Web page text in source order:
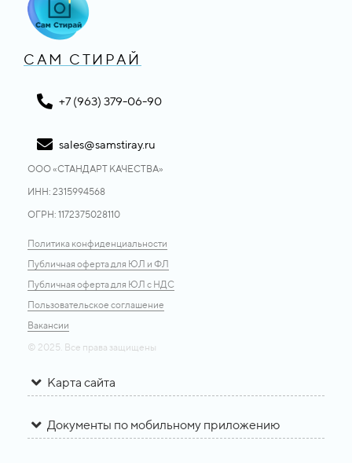
САМ СТИРАЙ
+7 (963) 379-06-90
sales@samstiray.ru
ООО «CТАНДАРТ КАЧЕСТВА»
ИНН: 2315994568
ОГРН: 1172375028110
Политика конфиденциальности
Публичная оферта для ЮЛ и ФЛ
Публичная оферта для ЮЛ с НДС
Пользовательское соглашение
Вакансии
© 2025. Все права защищены
Карта сайта
Документы по мобильному приложению